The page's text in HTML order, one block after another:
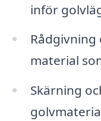
inför
material
Skärning